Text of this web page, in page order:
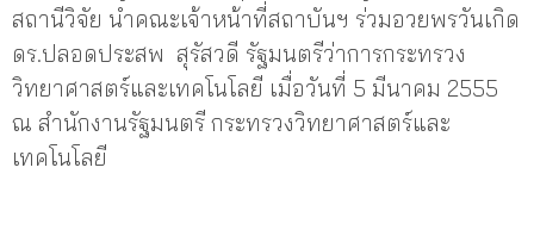
สถานีวิจัย นำคณะเจ้าหน้าที่สถาบันฯ ร่วมอวยพรวันเกิด
ดร.ปลอดประสพ สุรัสวดี รัฐมนตรีว่าการกระทรวง
วิทยาศาสตร์และเทคโนโลยี เมื่อวันที่ 5 มีนาคม 2555
ณ สำนักงานรัฐมนตรี กระทรวงวิทยาศาสตร์และ
เทคโนโลยี